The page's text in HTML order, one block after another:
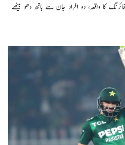
کا واقعہ، دو افراد جان سے ہاتھ دھو بیٹھے